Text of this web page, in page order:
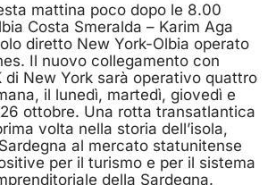
mattina poco dopo le 8.00
Costa Smeralda – Karim Aga
diretto New York-Olbia operato
Il nuovo collegamento con
di New York sarà operativo quattro
il lunedì, martedì, giovedì e
ottobre. Una rotta transatlantica
volta nella storia dell’isola,
al mercato statunitense
per il turismo e per il sistema
della Sardegna.